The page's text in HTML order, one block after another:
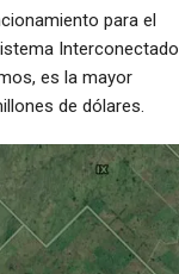
para el
Interconectado
es la mayor
de dólares.